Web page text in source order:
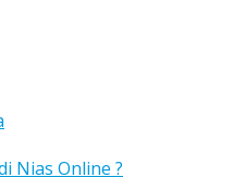
Nias Online ?